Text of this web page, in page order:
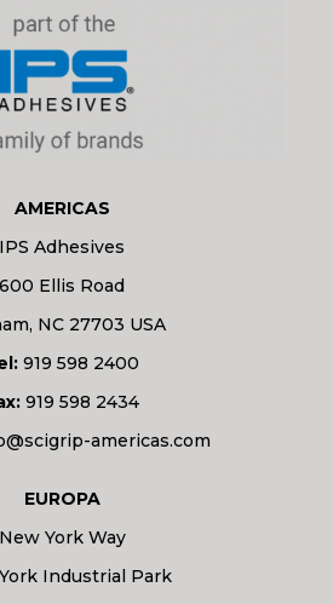
AMERICAS
IPS Adhesives
600 Ellis Road
NC 27703 USA
919 598 2400
919 598 2434
americas.com
EUROPA
New York Way
Industrial Park